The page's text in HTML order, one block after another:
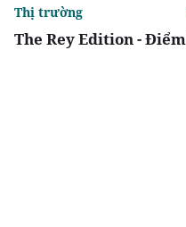
The Rey Edition - Điểm
Thị trường